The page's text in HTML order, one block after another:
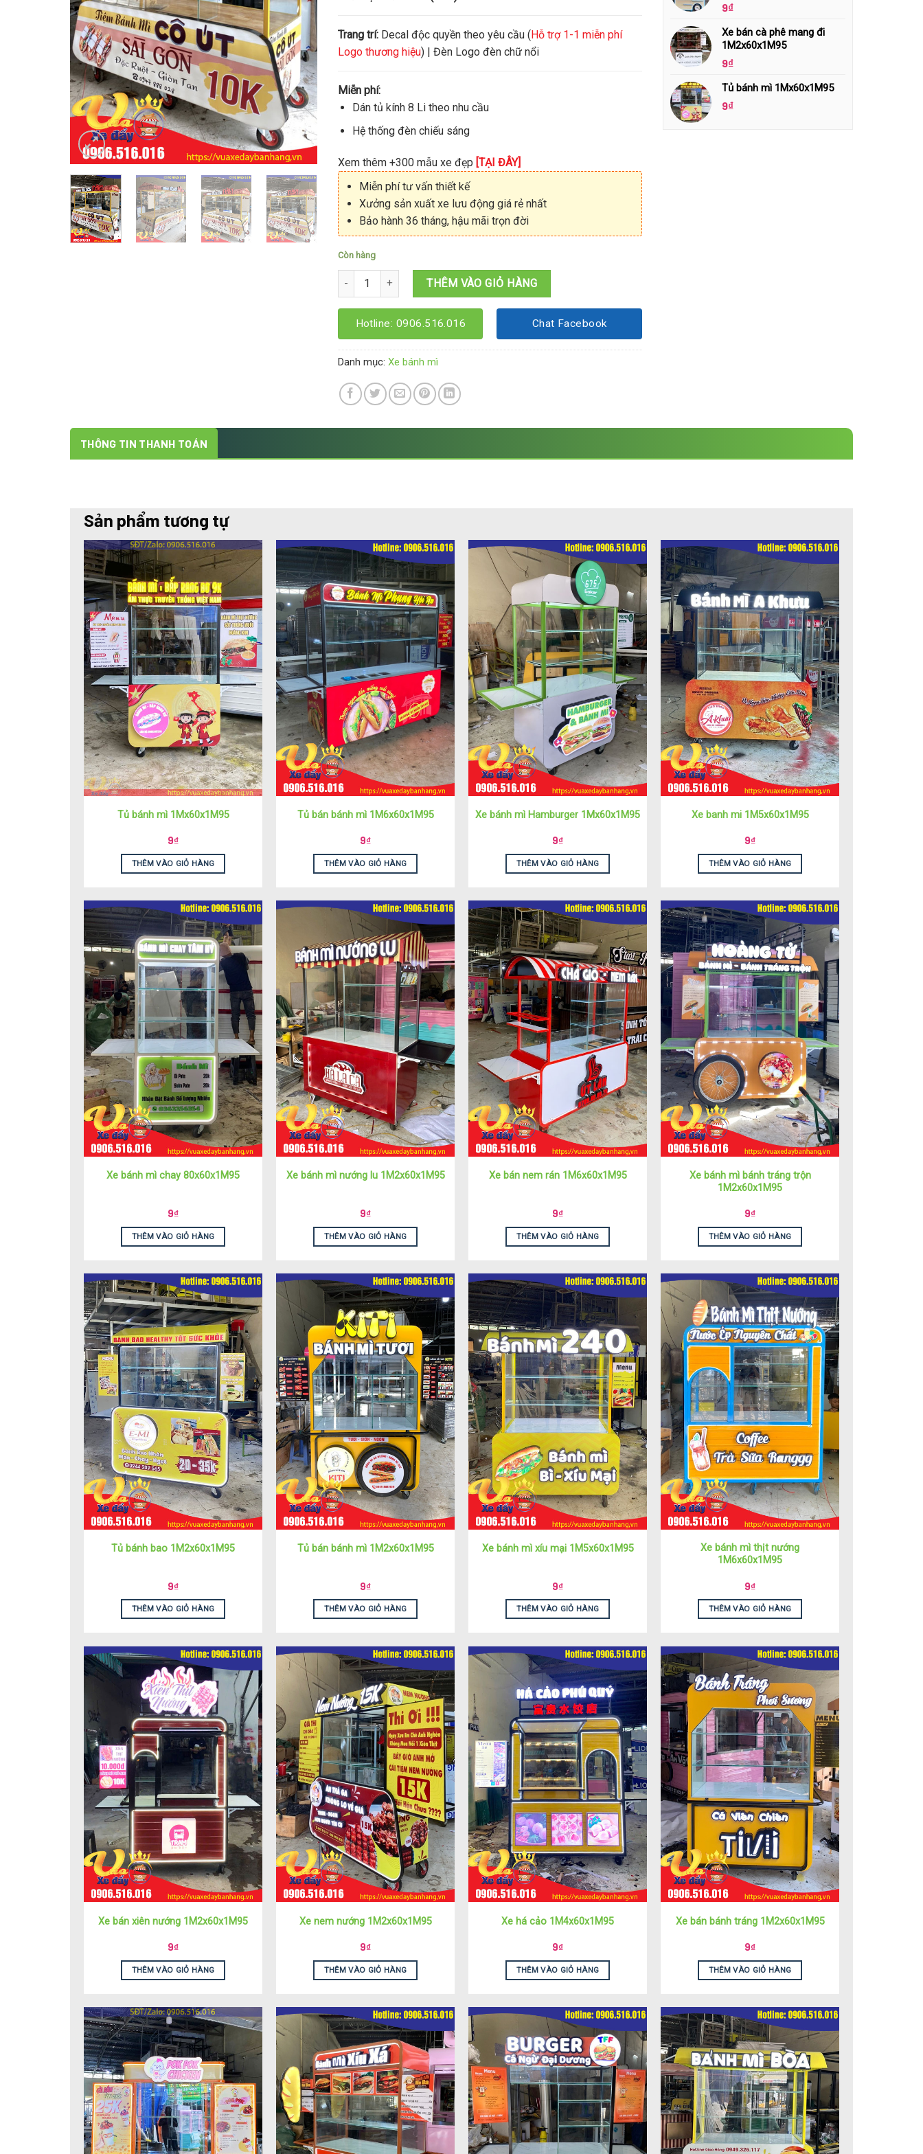
Trang trí: Decal độc quyền theo yêu cầu (Hỗ trợ 1-1 miễn phí
Logo thương hiệu) | Đèn Logo đèn chữ nổi
Miễn phí:
Dán tủ kính 8 Li theo nhu cầu
Hệ thống đèn chiếu sáng
Xem thêm +300 mẫu xe đẹp [TẠI ĐÂY]
Miễn phí tư vấn thiết kế
Xưởng sản xuất xe lưu động giá rẻ nhất
Bảo hành 36 tháng, hậu mãi trọn đời
Còn hàng
Xe đẩy bán bánh mì giá rẻ 1M8x80x2M05 số lượng
THÊM VÀO GIỎ HÀNG
Hotline: 0906.516.016 Chat Facebook
Danh mục: Xe bánh mì
9₫
Xe bán cà phê mang đi
1M2x60x1M95
9₫
Tủ bánh mì 1Mx60x1M95
9₫
THÔNG TIN THANH TOÁN
Sản phẩm tương tự
Tủ bánh mì 1Mx60x1M95
9₫
THÊM VÀO GIỎ HÀNG
Tủ bán bánh mì 1M6x60x1M95
9₫
THÊM VÀO GIỎ HÀNG
Xe bánh mì Hamburger 1Mx60x1M95
9₫
THÊM VÀO GIỎ HÀNG
Xe banh mi 1M5x60x1M95
9₫
THÊM VÀO GIỎ HÀNG
Xe bánh mì chay 80x60x1M95
9₫
THÊM VÀO GIỎ HÀNG
Xe bánh mì nướng lu 1M2x60x1M95
9₫
THÊM VÀO GIỎ HÀNG
Xe bán nem rán 1M6x60x1M95
9₫
THÊM VÀO GIỎ HÀNG
Xe bánh mì bánh tráng trộn
1M2x60x1M95
9₫
THÊM VÀO GIỎ HÀNG
Tủ bánh bao 1M2x60x1M95
9₫
THÊM VÀO GIỎ HÀNG
Tủ bán bánh mì 1M2x60x1M95
9₫
THÊM VÀO GIỎ HÀNG
Xe bánh mì xíu mại 1M5x60x1M95
9₫
THÊM VÀO GIỎ HÀNG
Xe bánh mì thịt nướng
1M6x60x1M95
9₫
THÊM VÀO GIỎ HÀNG
Xe bán xiên nướng 1M2x60x1M95
9₫
THÊM VÀO GIỎ HÀNG
Xe nem nướng 1M2x60x1M95
9₫
THÊM VÀO GIỎ HÀNG
Xe há cảo 1M4x60x1M95
9₫
THÊM VÀO GIỎ HÀNG
Xe bán bánh tráng 1M2x60x1M95
9₫
THÊM VÀO GIỎ HÀNG